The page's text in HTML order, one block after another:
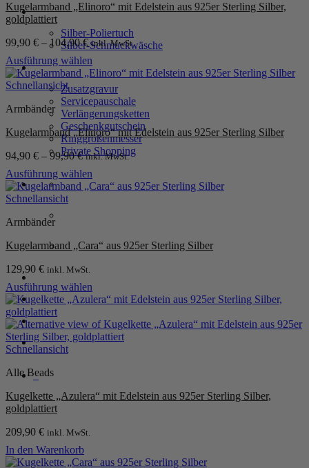
PRODUKTPFLEGE
Silber-Poliertuch
Silber-Schmuckwäsche
SERVICE
Zusatzgravur
Servicepauschale
Verlängerungsketten
Geschenkgutschein
Ringgrößenmesser
Private Shopping
Warenkorb / 0,00€ 0
0
Die
Optionen
auf
der
Produktseite
gewählt
Kugelarmband „Elinoro“ mit Edelstein aus 925er Sterling Silber,
goldplattiert
99,90 € – 104,90€ inkl. MwSt.
Ausführung wählen
Dieses
Produkt
mehrere
auf.
Optionen
können
auf
der
gewählt
Schnellansicht
Armbänder
Kugelarmband „Elinoro“ mit Edelstein aus 925er Sterling Silber
94,90 € –99,90€ inkl. MwSt.
Ausführung wählen
Dieses
Produkt
mehrere
auf.
Optionen
können
auf
der
Produktseite
gewählt
werden
Schnellansicht
Armbänder
Kugelarmband „Cara“ aus 925er Sterling Silber
129,90 € inkl. MwSt.
Ausführung wählen
Dieses
Produkt
weist
mehrere
Varianten
Die
können
auf
Produktseite
gewählt
werden
Schnellansicht
Alle Beads
Kugelkette „Azulera“ mit Edelstein aus 925er Sterling Silber,
goldplattiert
209,90 € inkl. MwSt.
In den Warenkorb